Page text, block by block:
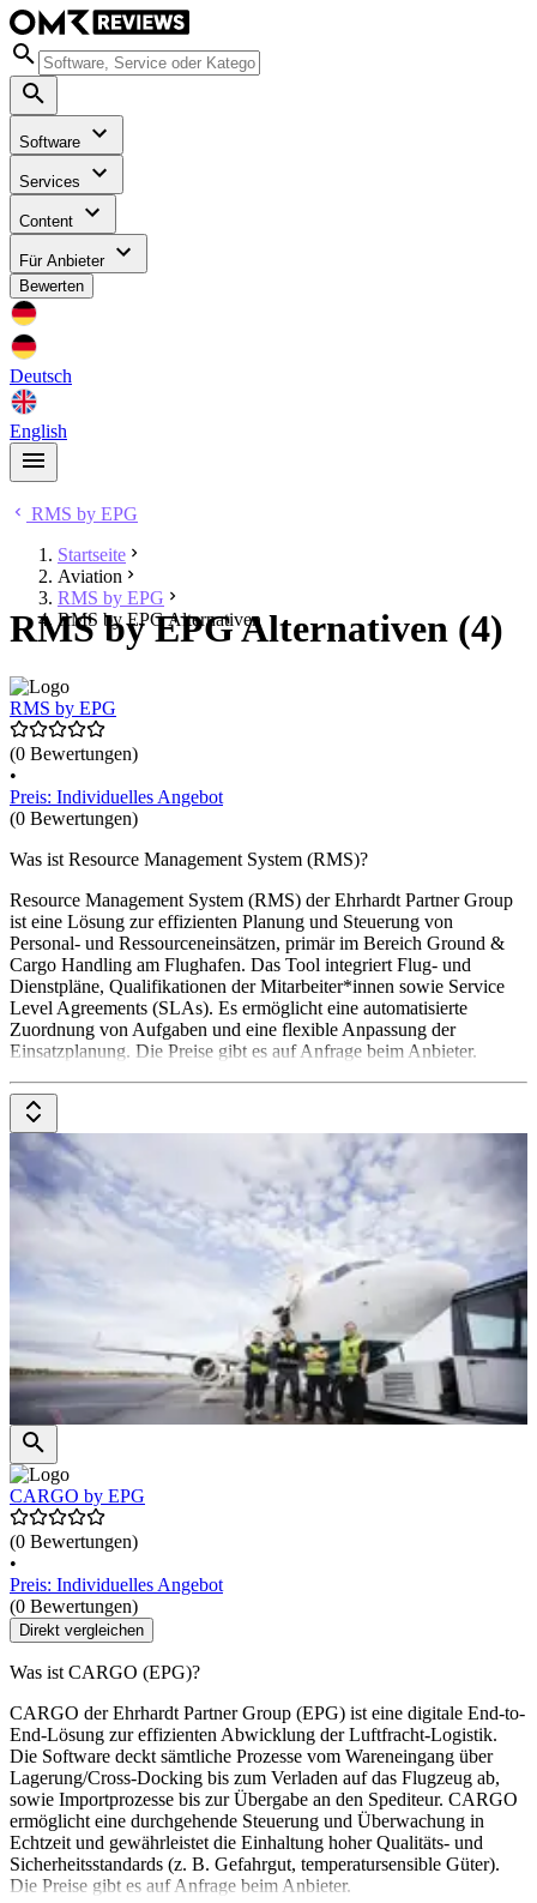
Software
Services
Content
Für Anbieter
Bewerten
Deutsch
English
RMS by EPG
Startseite
Aviation
RMS by EPG
RMS by EPG Alternativen
RMS by EPG Alternativen (4)
RMS by EPG
(0 Bewertungen)
•
Preis: Individuelles Angebot
(0 Bewertungen)
Was ist Resource Management System (RMS)?
Resource Management System (RMS) der Ehrhardt Partner Group
ist eine Lösung zur effizienten Planung und Steuerung von
Personal- und Ressourceneinsätzen, primär im Bereich Ground &
Cargo Handling am Flughafen. Das Tool integriert Flug- und
Dienstpläne, Qualifikationen der Mitarbeiter*innen sowie Service
Level Agreements (SLAs). Es ermöglicht eine automatisierte
Zuordnung von Aufgaben und eine flexible Anpassung der
Einsatzplanung. Die Preise gibt es auf Anfrage beim Anbieter.
CARGO by EPG
(0 Bewertungen)
•
Preis: Individuelles Angebot
(0 Bewertungen)
Direkt vergleichen
Was ist CARGO (EPG)?
CARGO der Ehrhardt Partner Group (EPG) ist eine digitale End-to-
End-Lösung zur effizienten Abwicklung der Luftfracht-Logistik.
Die Software deckt sämtliche Prozesse vom Wareneingang über
Lagerung/Cross-Docking bis zum Verladen auf das Flugzeug ab,
sowie Importprozesse bis zur Übergabe an den Spediteur. CARGO
ermöglicht eine durchgehende Steuerung und Überwachung in
Echtzeit und gewährleistet die Einhaltung hoher Qualitäts- und
Sicherheitsstandards (z. B. Gefahrgut, temperatursensible Güter).
Die Preise gibt es auf Anfrage beim Anbieter.